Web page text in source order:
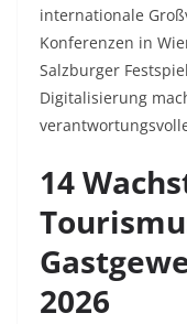
internationale
Konferenzen in
Salzburger
Digitalisierung
14
2026